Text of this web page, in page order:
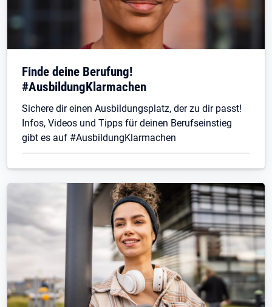
Finde deine Berufung!
#AusbildungKlarmachen
Sichere dir einen Ausbildungsplatz, der zu dir passt!
Infos, Videos und Tipps für deinen Berufseinstieg
gibt es auf #AusbildungKlarmachen